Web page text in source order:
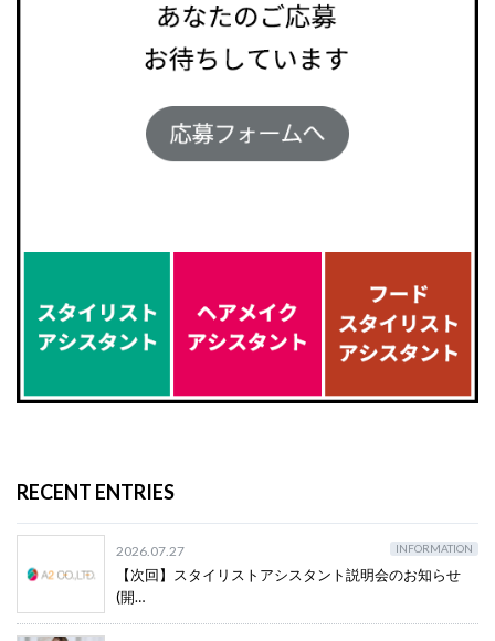
RECENT ENTRIES
2026.07.27 INFORMATION
【次回】スタイリストアシスタント説明会のお知らせ
(開…